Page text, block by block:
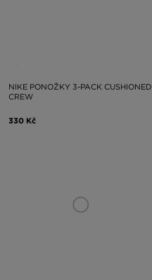
NIKE PONOŽKY 3-PACK CUSHIONED
CREW
330 Kč